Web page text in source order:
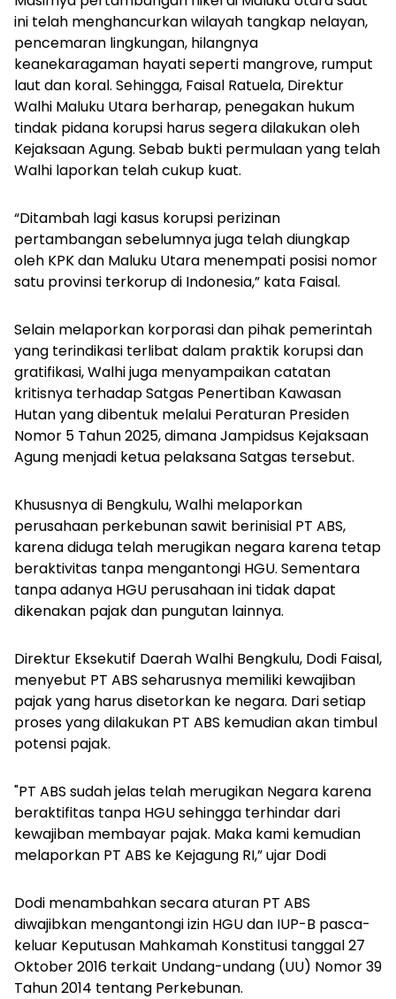
ini telah menghancurkan wilayah tangkap nelayan,
pencemaran lingkungan, hilangnya
keanekaragaman hayati seperti mangrove, rumput
laut dan koral. Sehingga, Faisal Ratuela, Direktur
Walhi Maluku Utara berharap, penegakan hukum
tindak pidana korupsi harus segera dilakukan oleh
Kejaksaan Agung. Sebab bukti permulaan yang telah
Walhi laporkan telah cukup kuat.
“Ditambah lagi kasus korupsi perizinan
pertambangan sebelumnya juga telah diungkap
oleh KPK dan Maluku Utara menempati posisi nomor
satu provinsi terkorup di Indonesia,” kata Faisal.
Selain melaporkan korporasi dan pihak pemerintah
yang terindikasi terlibat dalam praktik korupsi dan
gratifikasi, Walhi juga menyampaikan catatan
kritisnya terhadap Satgas Penertiban Kawasan
Hutan yang dibentuk melalui Peraturan Presiden
Nomor 5 Tahun 2025, dimana Jampidsus Kejaksaan
Agung menjadi ketua pelaksana Satgas tersebut.
Khususnya di Bengkulu, Walhi melaporkan
perusahaan perkebunan sawit berinisial PT ABS,
karena diduga telah merugikan negara karena tetap
beraktivitas tanpa mengantongi HGU. Sementara
tanpa adanya HGU perusahaan ini tidak dapat
dikenakan pajak dan pungutan lainnya.
Direktur Eksekutif Daerah Walhi Bengkulu, Dodi Faisal,
menyebut PT ABS seharusnya memiliki kewajiban
pajak yang harus disetorkan ke negara. Dari setiap
proses yang dilakukan PT ABS kemudian akan timbul
potensi pajak.
"PT ABS sudah jelas telah merugikan Negara karena
beraktifitas tanpa HGU sehingga terhindar dari
kewajiban membayar pajak. Maka kami kemudian
melaporkan PT ABS ke Kejagung RI,” ujar Dodi
Dodi menambahkan secara aturan PT ABS
diwajibkan mengantongi izin HGU dan IUP-B pasca-
keluar Keputusan Mahkamah Konstitusi tanggal 27
Oktober 2016 terkait Undang-undang (UU) Nomor 39
Tahun 2014 tentang Perkebunan.